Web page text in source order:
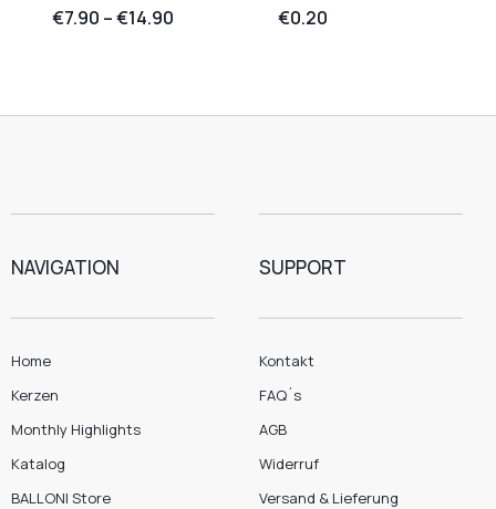
€7.90 –€14.90
€0.20
NAVIGATION
Home
Kerzen
Monthly Highlights
Katalog
BALLONI Store
SUPPORT
Kontakt
FAQ´s
AGB
Widerruf
Versand & Lieferung